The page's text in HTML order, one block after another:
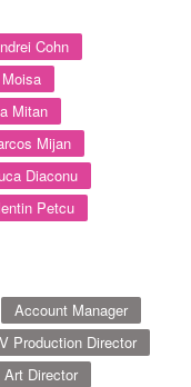
Cohn
Mitan
Mijan
Diaconu
Petcu
Account Manager
Production Director
Art Director